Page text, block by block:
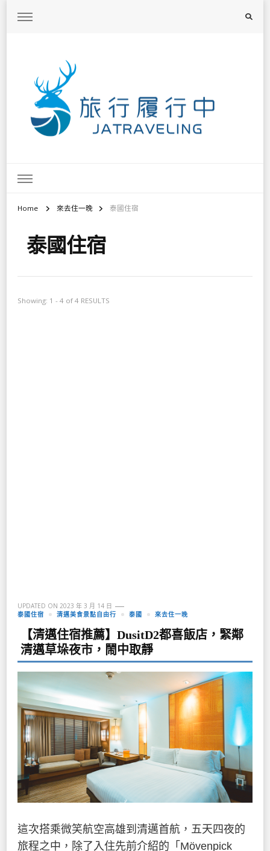
Home 來去住一晚 泰國住宿
泰國住宿
Showing: 1 - 4 of 4 RESULTS
UPDATED ON 2023 年 3 月 14 日
泰國住宿
清邁美食景點自由行 泰國 來去住一晚
【清邁住宿推薦】DusitD2都喜飯店，緊鄰
清邁草垛夜市，鬧中取靜
這次搭乘微笑航空高雄到清邁首航，五天四夜的
旅程之中，除了入住先前介紹的「Mövenpick